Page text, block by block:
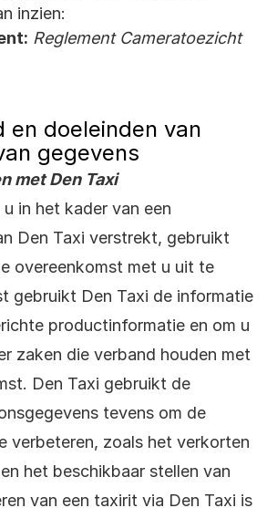
inzien:
Reglement Cameratoezicht
en doeleinden van
gegevens
met Den Taxi
in het kader van een
Den Taxi verstrekt, gebruikt
overeenkomst met u uit te
gebruikt Den Taxi de informatie
productinformatie en om u
zaken die verband houden met
Den Taxi gebruikt de
tevens om de
verbeteren, zoals het verkorten
het beschikbaar stellen van
van een taxirit via Den Taxi is